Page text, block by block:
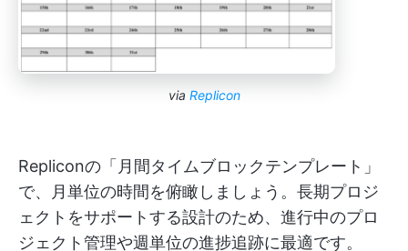
via Replicon
Repliconの「月間タイムブロックテンプレート」
で、月単位の時間を俯瞰しましょう。長期プロジ
ェクトをサポートする設計のため、進行中のプロ
ジェクト管理や週単位の進捗追跡に最適です。